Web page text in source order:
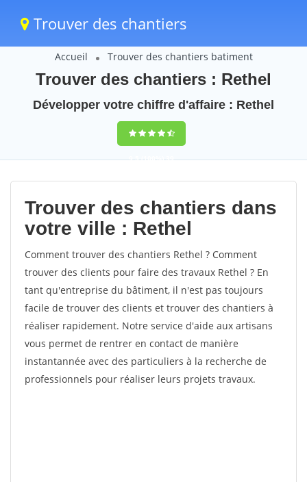
Trouver des chantiers
Accueil Trouver des chantiers batiment
Trouver des chantiers : Rethel
Développer votre chiffre d'affaire : Rethel
9,5(100%)39
votes
Trouver des chantiers dans
votre ville : Rethel
Comment trouver des chantiers Rethel ? Comment
trouver des clients pour faire des travaux Rethel ? En
tant qu'entreprise du bâtiment, il n'est pas toujours
facile de trouver des clients et trouver des chantiers à
réaliser rapidement. Notre service d'aide aux artisans
vous permet de rentrer en contact de manière
instantannée avec des particuliers à la recherche de
professionnels pour réaliser leurs projets travaux.